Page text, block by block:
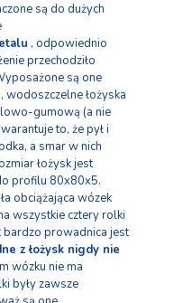
są do dużych
, odpowiednio
przechodziło
są one
, wodoszczelne łożyska
gumową (a nie
to, że pył i
a smar w nich
łożysk jest
profilu 80x80x5.
obciążająca wózek
wszystkie cztery rolki
bardzo prowadnica jest
z łożysk nigdy nie
wózku nie ma
były zawsze